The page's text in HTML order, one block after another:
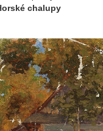
chalupy